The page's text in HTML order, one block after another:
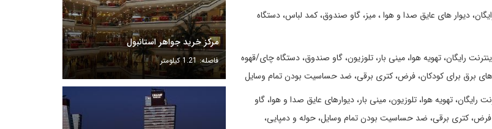
هوا، اینترنت رایگان، دیوار های عایق صدا و هوا ، میز، گاو صندوق، کمد لباس، دستگاه
چشم اناز شهر، اینترنت رایگان، تهویه هوا، مینی بار، تلوزیون، گاو صندوق، دستگاه چای/قهوه
برق برای کودکان، فرض، کتری برقی، ضد حساسیت بودن تمام وسایل
اینترنت رایگان، تهویه هوا، تلوزیون، مینی بار، دیوارهای عایق صدا و هوا، گاو
کتری برقی، ضد حساسیت بودن تمام وسایل، حوله و دمپایی،
مرکز خرید جواهر استانبول
فاصله: 1.21 کیلومتر